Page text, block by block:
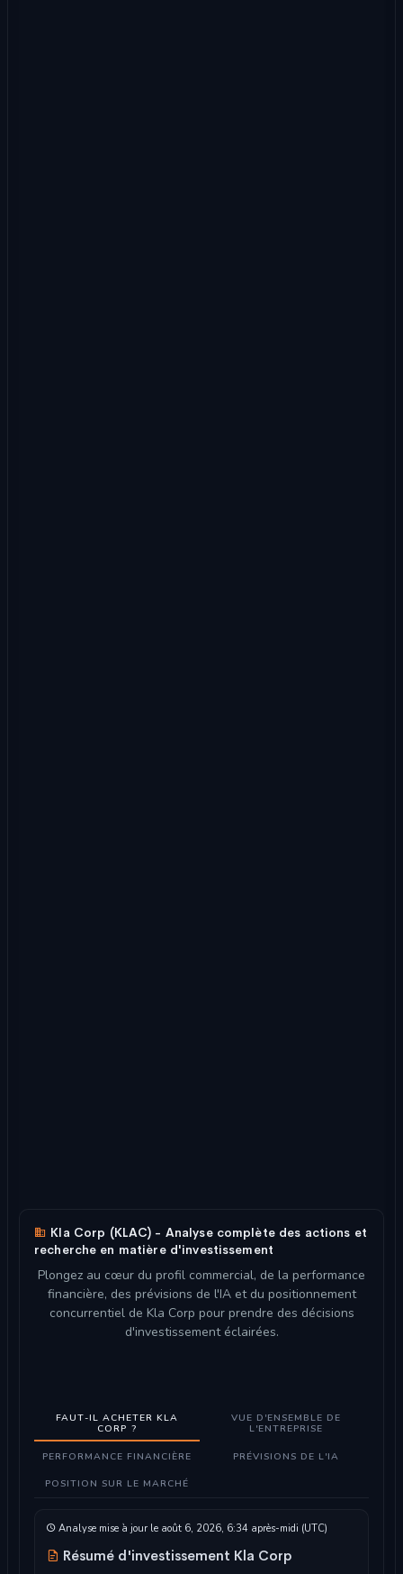
Kla Corp (KLAC) - Analyse complète des actions et
recherche en matière d'investissement
Plongez au cœur du profil commercial, de la performance
financière, des prévisions de l'IA et du positionnement
concurrentiel de Kla Corp pour prendre des décisions
d'investissement éclairées.
FAUT-IL ACHETER KLA
CORP ?
VUE D'ENSEMBLE DE
L'ENTREPRISE
PERFORMANCE FINANCIÈRE PRÉVISIONS DE L'IA
POSITION SUR LE MARCHÉ
Analyse mise à jour le août 6, 2026, 6:34 après-midi (UTC)
Résumé d'investissement Kla Corp